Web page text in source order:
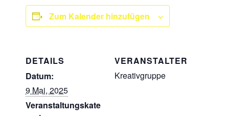
Zum Kalender hinzufügen
DETAILS
Datum:
9 Mai, 2025
Veranstaltungskate
VERANSTALTER
Kreativgruppe